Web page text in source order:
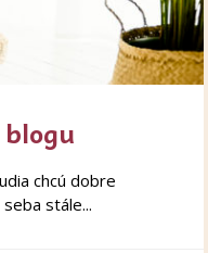
chcú dobre
stále...